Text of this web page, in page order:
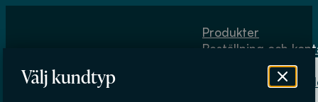
Välj kundtyp
Produkter
Beställning och